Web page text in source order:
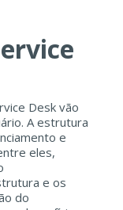
Desk vão
A estrutura
e
eles,
e os
do